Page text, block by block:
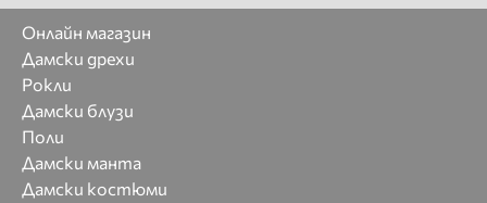
Онлайн магазин
Дамски дрехи
Рокли
Дамски блузи
Поли
Дамски манта
Дамски костюми